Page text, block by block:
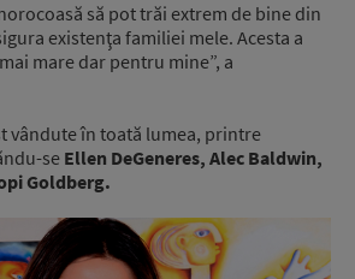
să pot trăi extrem de bine din
existenţa familiei mele. Acesta a
mare dar pentru mine”, a
vândute în toată lumea, printre
se Ellen DeGeneres, Alec Baldwin,
Goldberg.